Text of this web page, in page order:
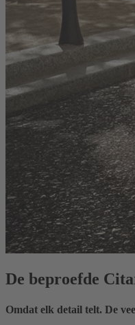
De beproefde
Omdat elk detail telt. De